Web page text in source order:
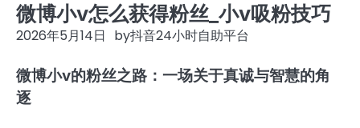
微博小v怎么获得粉丝_小v吸粉技巧
2026年5月14日 by抖音24小时自助平台
微博小v的粉丝之路：一场关于真诚与智慧的角
逐